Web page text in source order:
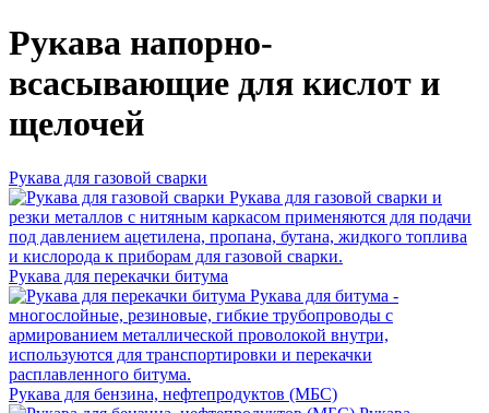
Рукава напорно-
всасывающие для кислот и
щелочей
Рукава для газовой сварки
Рукава для газовой сварки и
резки металлов с нитяным каркасом применяются для подачи
под давлением ацетилена, пропана, бутана, жидкого топлива
и кислорода к приборам для газовой сварки.
Рукава для перекачки битума
Рукава для битума -
многослойные, резиновые, гибкие трубопроводы с
армированием металлической проволокой внутри,
используются для транспортировки и перекачки
расплавленного битума.
Рукава для бензина, нефтепродуктов (МБС)